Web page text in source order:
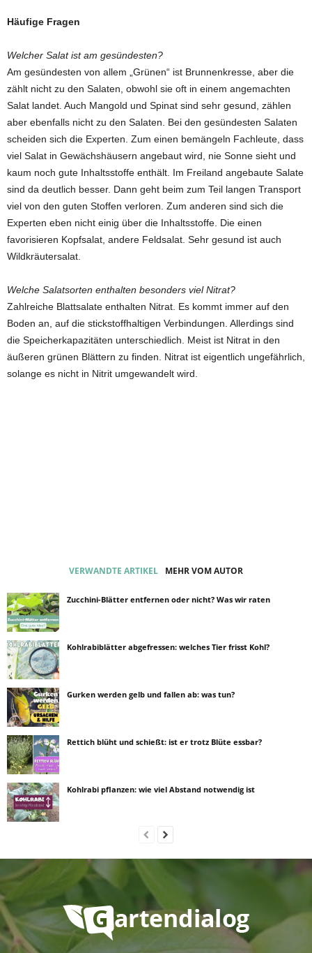
Häufige Fragen
Welcher Salat ist am gesündesten?
Am gesündesten von allem „Grünen“ ist Brunnenkresse, aber die
zählt nicht zu den Salaten, obwohl sie oft in einem angemachten
Salat landet. Auch Mangold und Spinat sind sehr gesund, zählen
aber ebenfalls nicht zu den Salaten. Bei den gesündesten Salaten
scheiden sich die Experten. Zum einen bemängeln Fachleute, dass
viel Salat in Gewächshäusern angebaut wird, nie Sonne sieht und
kaum noch gute Inhaltsstoffe enthält. Im Freiland angebaute Salate
sind da deutlich besser. Dann geht beim zum Teil langen Transport
viel von den guten Stoffen verloren. Zum anderen sind sich die
Experten eben nicht einig über die Inhaltsstoffe. Die einen
favorisieren Kopfsalat, andere Feldsalat. Sehr gesund ist auch
Wildkräutersalat.
Welche Salatsorten enthalten besonders viel Nitrat?
Zahlreiche Blattsalate enthalten Nitrat. Es kommt immer auf den
Boden an, auf die stickstoffhaltigen Verbindungen. Allerdings sind
die Speicherkapazitäten unterschiedlich. Meist ist Nitrat in den
äußeren grünen Blättern zu finden. Nitrat ist eigentlich ungefährlich,
solange es nicht in Nitrit umgewandelt wird.
VERWANDTE ARTIKEL MEHR VOM AUTOR
Zucchini-Blätter entfernen oder nicht? Was wir raten
Kohlrabiblätter abgefressen: welches Tier frisst Kohl?
Gurken werden gelb und fallen ab: was tun?
Rettich blüht und schießt: ist er trotz Blüte essbar?
Kohlrabi pflanzen: wie viel Abstand notwendig ist